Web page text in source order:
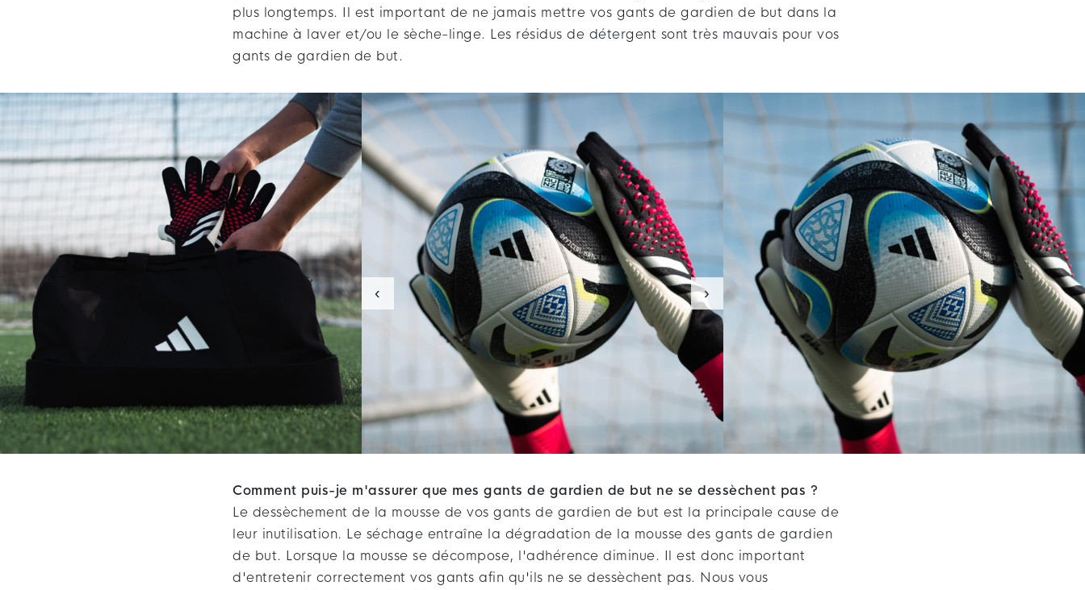
plus longtemps. Il est important de ne jamais mettre vos gants de gardien de but dans la
machine à laver et/ou le sèche-linge. Les résidus de détergent sont très mauvais pour vos
gants de gardien de but.
‹ ›
Comment puis-je m'assurer que mes gants de gardien de but ne se dessèchent pas ?
Le dessèchement de la mousse de vos gants de gardien de but est la principale cause de
leur inutilisation. Le séchage entraîne la dégradation de la mousse des gants de gardien
de but. Lorsque la mousse se décompose, l'adhérence diminue. Il est donc important
d'entretenir correctement vos gants afin qu'ils ne se dessèchent pas. Nous vous